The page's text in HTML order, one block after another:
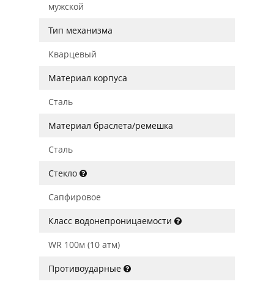
мужской
Тип механизма
Кварцевый
Материал корпуса
Сталь
Материал браслета/ремешка
Сталь
Стекло
Сапфировое
Класс водонепроницаемости
WR 100м (10 атм)
Противоударные